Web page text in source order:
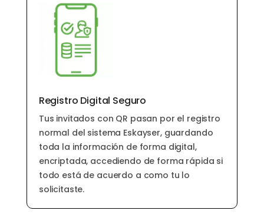
Registro Digital Seguro
Tus invitados con QR pasan por el registro
normal del sistema Eskayser, guardando
toda la información de forma digital,
encriptada, accediendo de forma rápida si
todo está de acuerdo a como tu lo
solicitaste.